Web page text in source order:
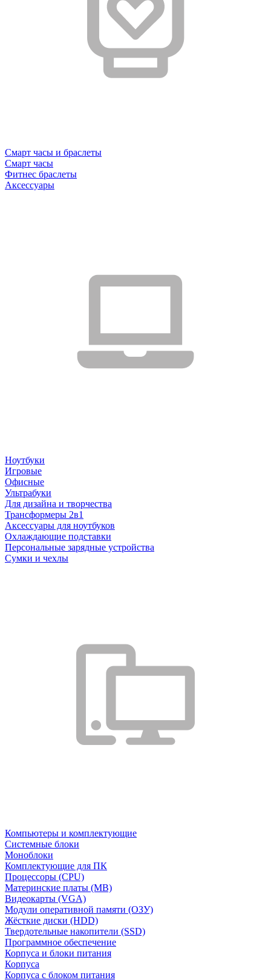
Смарт часы и браслеты
Смарт часы
Фитнес браслеты
Аксессуары
Ноутбуки
Игровые
Офисные
Ультрабуки
Для дизайна и творчества
Трансформеры 2в1
Аксессуары для ноутбуков
Охлаждающие подставки
Персональные зарядные устройства
Сумки и чехлы
Компьютеры и комплектующие
Системные блоки
Моноблоки
Комплектующие для ПК
Процессоры (CPU)
Материнские платы (MB)
Видеокарты (VGA)
Модули оперативной памяти (ОЗУ)
Жёсткие диски (HDD)
Твердотельные накопители (SSD)
Программное обеспечение
Корпуса и блоки питания
Корпуса
Корпуса с блоком питания